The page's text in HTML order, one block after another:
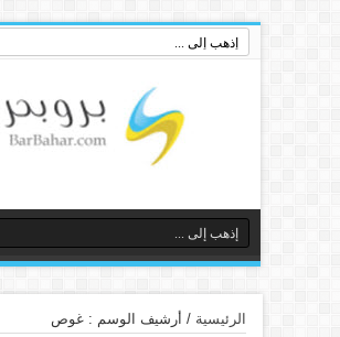
الرئيسية / أرشيف الوسم : غوص